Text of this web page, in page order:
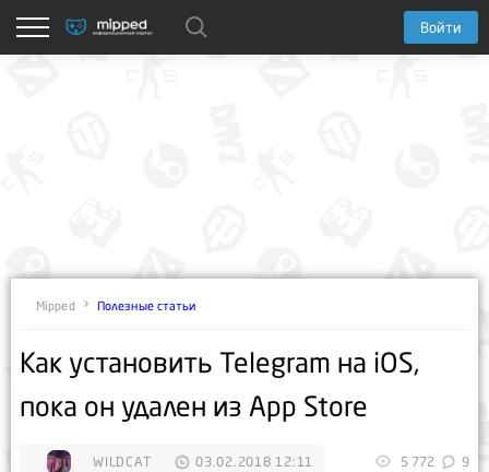
Войти
Mipped Полезные статьи
Как установить Telegram на iOS,
пока он удален из App Store
WILDCAT 03.02.2018 12:11 5 772 9